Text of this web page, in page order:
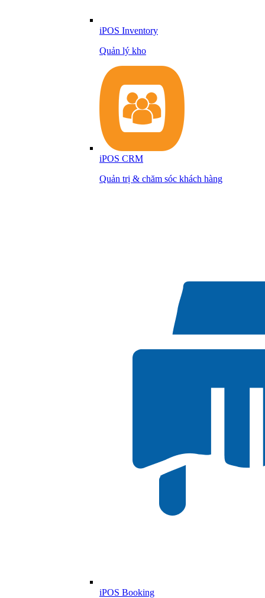
iPOS Inventory
Quản lý kho
iPOS CRM
Quản trị & chăm sóc khách hàng
iPOS Booking